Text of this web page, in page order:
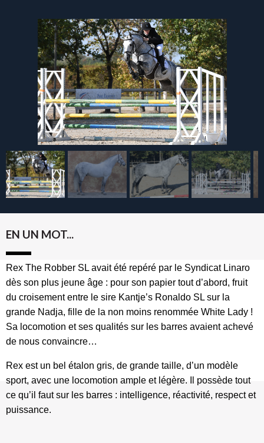
EN UN MOT...
Rex The Robber SL avait été repéré par le Syndicat Linaro
dès son plus jeune âge : pour son papier tout d’abord, fruit
du croisement entre le sire Kantje’s Ronaldo SL sur la
grande Nadja, fille de la non moins renommée White Lady !
Sa locomotion et ses qualités sur les barres avaient achevé
de nous convaincre…
Rex est un bel étalon gris, de grande taille, d’un modèle
sport, avec une locomotion ample et légère. Il possède tout
ce qu’il faut sur les barres : intelligence, réactivité, respect et
puissance.